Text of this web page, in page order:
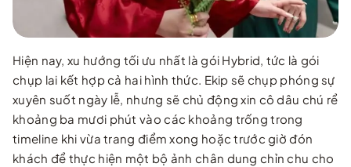
Hiện nay, xu hướng tối ưu nhất là gói Hybrid, tức là gói
chụp lai kết hợp cả hai hình thức. Ekip sẽ chụp phóng sự
xuyên suốt ngày lễ, nhưng sẽ chủ động xin cô dâu chú rể
khoảng ba mươi phút vào các khoảng trống trong
timeline khi vừa trang điểm xong hoặc trước giờ đón
khách để thực hiện một bộ ảnh chân dung chỉn chu cho